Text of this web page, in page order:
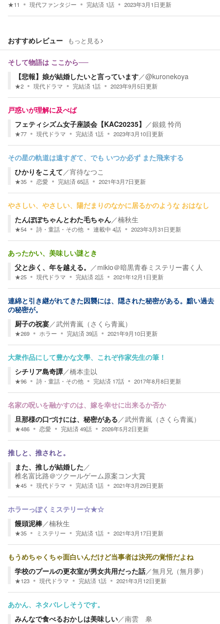
★11 現代ファンタジー 完結済 1話 2023年3月1日更新
おすすめレビュー もっと見る
そして物語は ここから──
【悲報】娘が結婚したいと言っています／@kuronekoya
★2 現代ドラマ 完結済 1話 2023年9月5日更新
戸惑いが理解に及べば
フェティシズム女子座談会【KAC20235】 ／銀鏡 怜尚
★77 現代ドラマ 完結済 1話 2023年3月10日更新
その星の軌道は遠すぎて、でも いつか必ず また飛来する
ひかりをこえて／宵待なつこ
★35 恋愛 完結済65話 2021年3月7日更新
やさしい、やさしい、陽だまりのなかに居るかのような おはなし
たんぽぽちゃんとわた毛ちゃん／楠秋生
★54 詩・童話・その他 連載中 4話 2023年3月31日更新
あったかい、美味しい謎とき
父と歩く、年を越える。 ／mikio＠暗黒青春ミステリー書く人
★25 現代ドラマ 完結済2話 2021年12月1日更新
連綿と引き継がれてきた因襲には、隠された秘密がある。黯い過去
の秘密が。
厨子の祝宴／武州青嵐（さくら青嵐）
★269 ホラー 完結済39話 2021年9月10日更新
大衆作品にして豊かな文學、これぞ作家先生の筆！
シチリア島奇譚／橋本圭以
★96 詩・童話・その他 完結済 17話 2017年8月8日更新
名家の呪いを融かすのは、嫁を幸せに出来るか否か
旦那様の口づけには、秘密がある／武州青嵐（さくら青嵐）
★486 恋愛 完結済49話 2026年5月2日更新
推しと、推されと。
また、推しが結婚した／
椎名富比路＠ツクールゲーム原案コン大賞
★45 現代ドラマ 完結済 1話 2021年3月29日更新
ホラーっぽくミステリー☆★☆
饅頭泥棒／楠秋生
★35 ミステリー 完結済 1話 2021年3月17日更新
もうめちゃくちゃ面白いんだけど当事者は決死の覚悟だよね
学校のプールの更衣室が男女共用だった話／無月兄（無月夢）
★123 現代ドラマ 完結済 1話 2021年3月12日更新
あかん、ネタバレしそうです。
みんなで食べるおかしは美味しい／南雲 皋